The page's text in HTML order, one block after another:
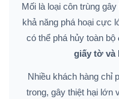
Mối là loại côn trùng
khả năng phá hoại cực
có thể phá hủy toàn bộ
giấy tờ và
Nhiều khách hàng chỉ
trong, gây thiệt hại lớn